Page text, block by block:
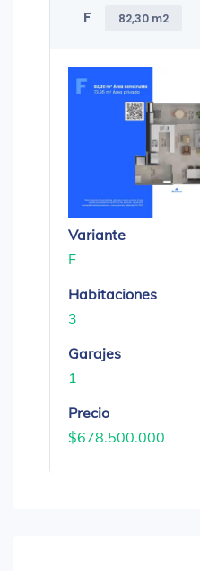
F 82,30 m2
Variante
F
Habitaciones
3
Garajes
1
Precio
$678.500.000